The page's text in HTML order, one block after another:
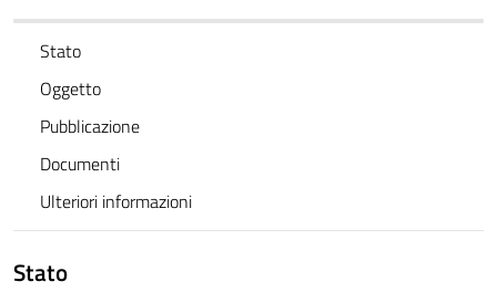
Stato
Oggetto
Pubblicazione
Documenti
Ulteriori informazioni
Stato